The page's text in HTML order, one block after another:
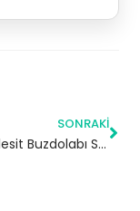
SONRAKI
Avcılar İndesit Buzdolabı Servisi